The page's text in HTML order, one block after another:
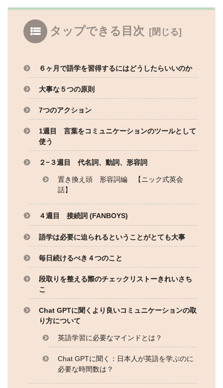
タップできる目次
６ヶ月で語学を習得するにはどうしたらいいのか
大事な５つの原則
7つのアクション
1週目 言葉をコミュニケーションのツールとして
使う
２−３週目 代名詞、動詞、形容詞
置き換え頭 形容詞編 【ニック式英会
話】
４週目 接続詞 (FANBOYS)
語学は必要に迫られるということがとても大事
毎日続けるべき４つのこと
段取りを整える際のチェックリストーきれいさち
こ
Chat GPTに聞くより良いコミュニケーションの取
り方について
英語学習に必要なマインドとは？
Chat GPTに聞く：日本人が英語を学ぶのに
必要な時間数は？